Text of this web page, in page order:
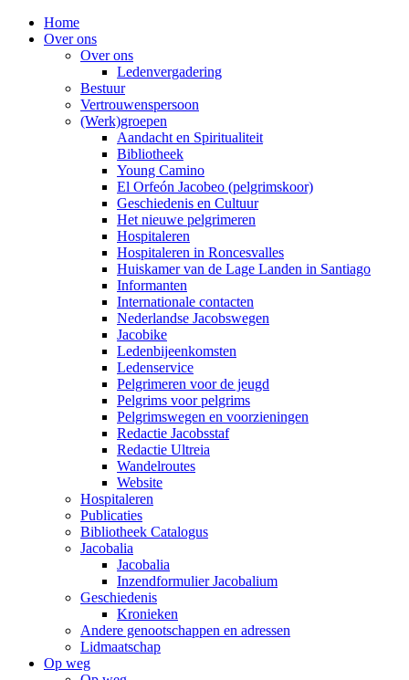
Home
Over ons
Over ons
Ledenvergadering
Bestuur
Vertrouwenspersoon
(Werk)groepen
Aandacht en Spiritualiteit
Bibliotheek
Young Camino
El Orfeón Jacobeo (pelgrimskoor)
Geschiedenis en Cultuur
Het nieuwe pelgrimeren
Hospitaleren
Hospitaleren in Roncesvalles
Huiskamer van de Lage Landen in Santiago
Informanten
Internationale contacten
Nederlandse Jacobswegen
Jacobike
Ledenbijeenkomsten
Ledenservice
Pelgrimeren voor de jeugd
Pelgrims voor pelgrims
Pelgrimswegen en voorzieningen
Redactie Jacobsstaf
Redactie Ultreia
Wandelroutes
Website
Hospitaleren
Publicaties
Bibliotheek Catalogus
Jacobalia
Jacobalia
Inzendformulier Jacobalium
Geschiedenis
Kronieken
Andere genootschappen en adressen
Lidmaatschap
Op weg